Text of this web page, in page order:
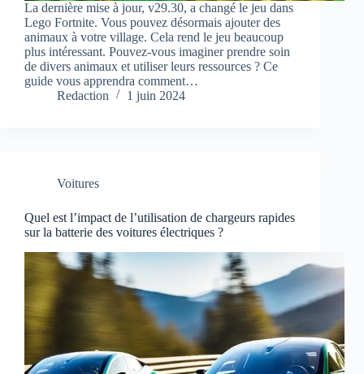
La dernière mise à jour, v29.30, a changé le jeu dans
Lego Fortnite. Vous pouvez désormais ajouter des
animaux à votre village. Cela rend le jeu beaucoup
plus intéressant. Pouvez-vous imaginer prendre soin
de divers animaux et utiliser leurs ressources ? Ce
guide vous apprendra comment…
Redaction
1 juin 2024
Voitures
Quel est l’impact de l’utilisation de chargeurs rapides
sur la batterie des voitures électriques ?